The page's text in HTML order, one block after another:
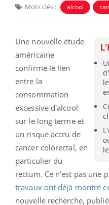
Mots clés : alcool
Une nouvelle étude
américaine
confirme le lien
entre la
consommation
excessive d'alcool
sur le long terme et
un risque accru de
cancer colorectal, en
particulier du
rectum. Ce n’est pas une
travaux ont déjà montré
nouvelle recherche,